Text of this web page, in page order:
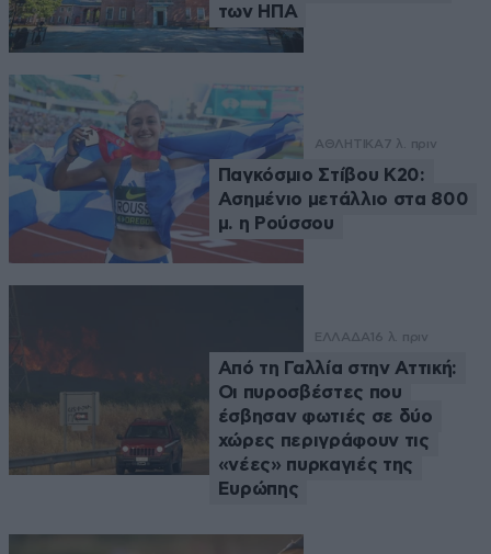
των ΗΠΑ
ΑΘΛΗΤΙΚΑ7 λ. πριν
Παγκόσμιο Στίβου Κ20:
Ασημένιο μετάλλιο στα 800
μ. η Ρούσσου
ΕΛΛΑΔΑ 16 λ. πριν
Από τη Γαλλία στην Αττική:
Οι πυροσβέστες που
έσβησαν φωτιές σε δύο
χώρες περιγράφουν τις
«νέες» πυρκαγιές της
Ευρώπης